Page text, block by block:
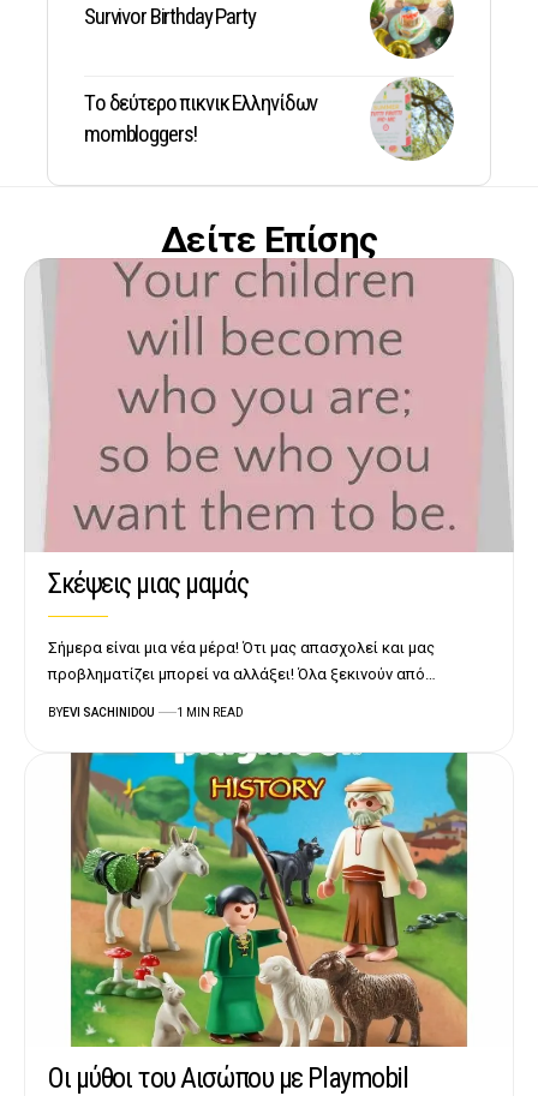
Survivor Birthday Party
Tο δεύτερο πικνικ Ελληνίδων
mombloggers!
Δείτε Επίσης
Σκέψεις μιας μαμάς
Σήμερα είναι μια νέα μέρα! Ότι μας απασχολεί και μας
προβληματίζει μπορεί να αλλάξει! Όλα ξεκινούν από…
BYEVI SACHINIDOU 1 MIN READ
Οι μύθοι του Αισώπου με Playmobil